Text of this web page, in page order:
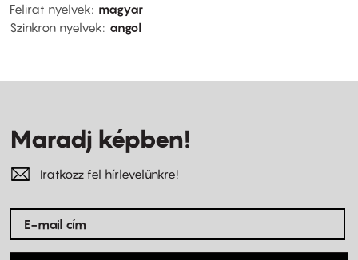
Felirat nyelvek
magyar
Szinkron nyelvek
angol
Maradj képben!
Iratkozz fel hírlevelünkre!